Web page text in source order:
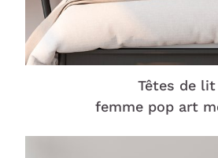
Têtes de lit
femme pop art